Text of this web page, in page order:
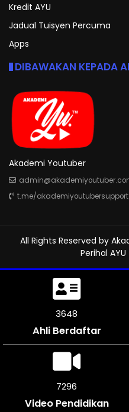
Kredit AYU
Jadual Tuisyen Percuma
Apps
DIBAWAKAN KEPADA
Akademi Youtuber
t.me/akademiyoutubersupport
All Rights Reserved by
Perihal AYU
4134
Ahli Berdaftar
8268
Video Pendidikan